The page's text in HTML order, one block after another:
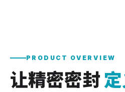
PRODUCT OVERVIEW
让精密密封